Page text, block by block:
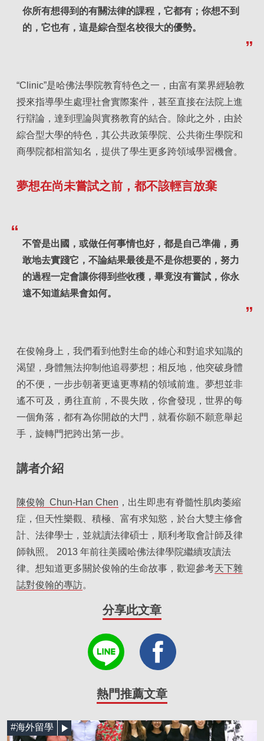
你所有想得到的有關法律的課程，它都有；你想不到
的，它也有，這是綜合型名校很大的優勢。
“Clinic”是哈佛法學院教育特色之一，由富有業界經驗教
授來指導學生處理社會實際案件，甚至直接在法院上進
行辯論，達到理論與實務教育的結合。除此之外，由於
綜合型大學的特色，其公共政策學院、公共衛生學院和
商學院都相當知名，提供了學生更多跨領域學習機會。
夢想在尚未嘗試之前，都不該輕言放棄
不管是出國，或做任何事情也好，都是自己準備，勇
敢地去實踐它，不論結果最後是不是你想要的，努力
的過程一定會讓你得到些收穫，畢竟沒有嘗試，你永
遠不知道結果會如何。
在俊翰身上，我們看到他對生命的雄心和對追求知識的
渴望，身體無法抑制他追尋夢想；相反地，他突破身體
的不便，一步步朝著更遠更專精的領域前進。夢想並非
遙不可及，勇往直前，不畏失敗，你會發現，世界的每
一個角落，都有為你開啟的大門，就看你願不願意舉起
手，旋轉門把跨出第一步。
講者介紹
陳俊翰 Chun-Han Chen ，出生即患有脊髓性肌肉萎縮
症，但天性樂觀、積極、富有求知慾，於台大雙主修會
計、法律學士，並就讀法律碩士，順利考取會計師及律
師執照。 2013 年前往美國哈佛法律學院繼續攻讀法
律。想知道更多關於俊翰的生命故事，歡迎參考天下雜
誌對俊翰的專訪。
分享此文章
熱門推薦文章
#海外留學